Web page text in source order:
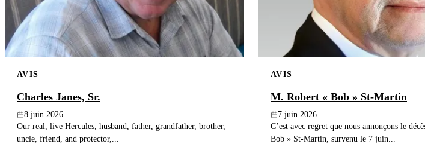
AVIS
Charles Janes, Sr.
8 juin 2026
Our real, live Hercules, husband, father, grandfather, brother,
uncle, friend, and protector,...
AVIS
M. Robert « Bob » St-Martin
7 juin 2026
C’est avec regret que nous annonçons le
Bob » St-Martin, survenu le 7 juin...